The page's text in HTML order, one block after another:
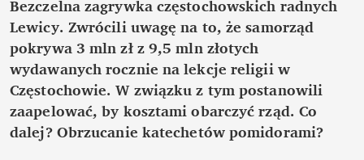
Bezczelna zagrywka częstochowskich radnych
Lewicy. Zwrócili uwagę na to, że samorząd
pokrywa 3 mln zł z 9,5 mln złotych
wydawanych rocznie na lekcje religii w
Częstochowie. W związku z tym postanowili
zaapelować, by kosztami obarczyć rząd. Co
dalej? Obrzucanie katechetów pomidorami?